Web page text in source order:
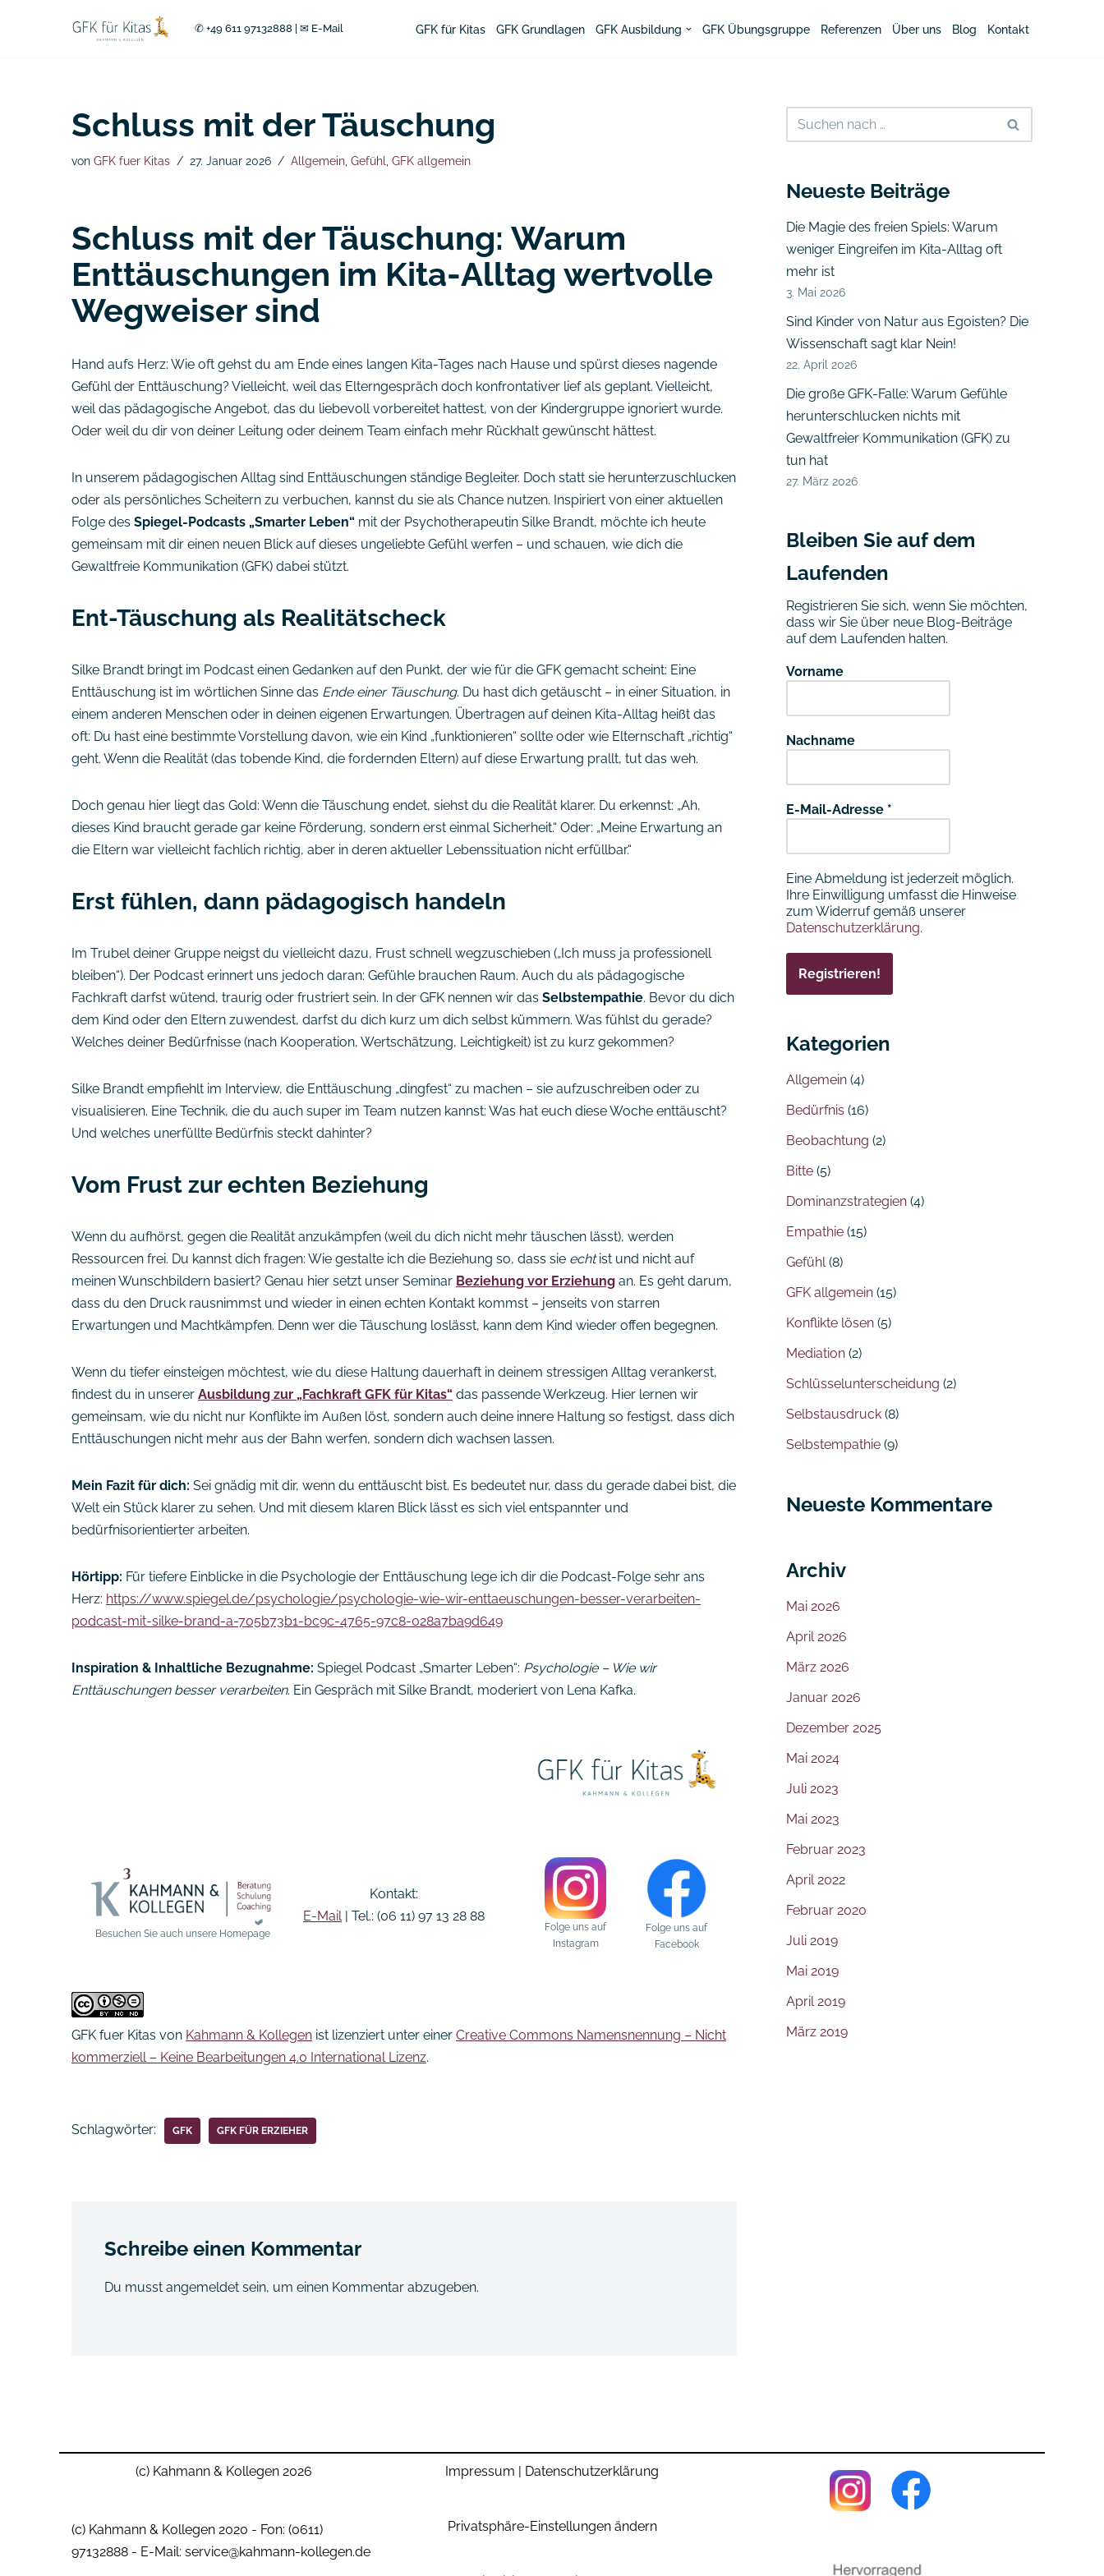
✆ +49 611 97132888 ✉ E-Mail GFK für Kitas GFK Grundlagen GFK Ausbildung GFK Übungsgruppe Referenzen Über uns Blog Kontakt
Schluss mit der Täuschung
von GFK fuer Kitas 27. Januar 2026 Allgemein Gefühl GFK allgemein
Schluss mit der Täuschung: Warum
Enttäuschungen im Kita-Alltag wertvolle
Wegweiser sind
Hand aufs Herz: Wie oft gehst du am Ende eines langen Kita-Tages nach Hause und spürst dieses nagende
Gefühl der Enttäuschung? Vielleicht, weil das Elterngespräch doch konfrontativer lief als geplant. Vielleicht,
weil das pädagogische Angebot, das du liebevoll vorbereitet hattest, von der Kindergruppe ignoriert wurde.
Oder weil du dir von deiner Leitung oder deinem Team einfach mehr Rückhalt gewünscht hättest.
In unserem pädagogischen Alltag sind Enttäuschungen ständige Begleiter. Doch statt sie herunterzuschlucken
oder als persönliches Scheitern zu verbuchen, kannst du sie als Chance nutzen. Inspiriert von einer aktuellen
Folge des Spiegel-Podcasts „Smarter Leben“ mit der Psychotherapeutin Silke Brandt, möchte ich heute
gemeinsam mit dir einen neuen Blick auf dieses ungeliebte Gefühl werfen – und schauen, wie dich die
Gewaltfreie Kommunikation (GFK) dabei stützt.
Ent-Täuschung als Realitätscheck
Silke Brandt bringt im Podcast einen Gedanken auf den Punkt, der wie für die GFK gemacht scheint: Eine
Enttäuschung ist im wörtlichen Sinne das Ende einer Täuschung. Du hast dich getäuscht – in einer Situation, in
einem anderen Menschen oder in deinen eigenen Erwartungen. Übertragen auf deinen Kita-Alltag heißt das
oft: Du hast eine bestimmte Vorstellung davon, wie ein Kind „funktionieren“ sollte oder wie Elternschaft „richtig“
geht. Wenn die Realität (das tobende Kind, die fordernden Eltern) auf diese Erwartung prallt, tut das weh.
Doch genau hier liegt das Gold: Wenn die Täuschung endet, siehst du die Realität klarer. Du erkennst: „Ah,
dieses Kind braucht gerade gar keine Förderung, sondern erst einmal Sicherheit.“ Oder: „Meine Erwartung an
die Eltern war vielleicht fachlich richtig, aber in deren aktueller Lebenssituation nicht erfüllbar.“
Erst fühlen, dann pädagogisch handeln
Im Trubel deiner Gruppe neigst du vielleicht dazu, Frust schnell wegzuschieben („Ich muss ja professionell
bleiben“). Der Podcast erinnert uns jedoch daran: Gefühle brauchen Raum. Auch du als pädagogische
Fachkraft darfst wütend, traurig oder frustriert sein. In der GFK nennen wir das Selbstempathie. Bevor du dich
dem Kind oder den Eltern zuwendest, darfst du dich kurz um dich selbst kümmern. Was fühlst du gerade?
Welches deiner Bedürfnisse (nach Kooperation, Wertschätzung, Leichtigkeit) ist zu kurz gekommen?
Silke Brandt empfiehlt im Interview, die Enttäuschung „dingfest“ zu machen – sie aufzuschreiben oder zu
visualisieren. Eine Technik, die du auch super im Team nutzen kannst: Was hat euch diese Woche enttäuscht?
Und welches unerfüllte Bedürfnis steckt dahinter?
Vom Frust zur echten Beziehung
Wenn du aufhörst, gegen die Realität anzukämpfen (weil du dich nicht mehr täuschen lässt), werden
Ressourcen frei. Du kannst dich fragen: Wie gestalte ich die Beziehung so, dass sie echtist und nicht auf
meinen Wunschbildern basiert? Genau hier setzt unser Seminar Beziehung vor Erziehung an. Es geht darum,
dass du den Druck rausnimmst und wieder in einen echten Kontakt kommst – jenseits von starren
Erwartungen und Machtkämpfen. Denn wer die Täuschung loslässt, kann dem Kind wieder offen begegnen.
Wenn du tiefer einsteigen möchtest, wie du diese Haltung dauerhaft in deinem stressigen Alltag verankerst,
findest du in unserer Ausbildung zur „Fachkraft GFK für Kitas“ das passende Werkzeug. Hier lernen wir
gemeinsam, wie du nicht nur Konflikte im Außen löst, sondern auch deine innere Haltung so festigst, dass dich
Enttäuschungen nicht mehr aus der Bahn werfen, sondern dich wachsen lassen.
Mein Fazit für dich: Sei gnädig mit dir, wenn du enttäuscht bist. Es bedeutet nur, dass du gerade dabei bist, die
Welt ein Stück klarer zu sehen. Und mit diesem klaren Blick lässt es sich viel entspannter und
bedürfnisorientierter arbeiten.
Hörtipp: Für tiefere Einblicke in die Psychologie der Enttäuschung lege ich dir die Podcast-Folge sehr ans
Herz: https://www.spiegel.de/psychologie/psychologie-wie-wir-enttaeuschungen-besser-verarbeiten-
podcast-mit-silke-brand-a-705b73b1-bc9c-4765-97c8-028a7ba9d649
Inspiration & Inhaltliche Bezugnahme: Spiegel Podcast „Smarter Leben“: Psychologie – Wie wir
Enttäuschungen besser verarbeiten. Ein Gespräch mit Silke Brandt, moderiert von Lena Kafka.
Besuchen Sie auch unsere Homepage
Kontakt:
E-Mail| Tel.: (06 11) 97 13 28 88
Folge uns auf
Instagram
Folge uns auf
Facebook
GFK fuer Kitas von Kahmann & Kollegen ist lizenziert unter einer Creative Commons Namensnennung – Nicht
kommerziell – Keine Bearbeitungen 4.0 International Lizenz.
Schlagwörter: GFK GFK FÜR ERZIEHER
Schreibe einen Kommentar
Du musst angemeldet sein, um einen Kommentar abzugeben.
Neueste Beiträge
Die Magie des freien Spiels: Warum
weniger Eingreifen im Kita-Alltag oft
mehr ist
3. Mai 2026
Sind Kinder von Natur aus Egoisten? Die
Wissenschaft sagt klar Nein!
22. April 2026
Die große GFK-Falle: Warum Gefühle
herunterschlucken nichts mit
Gewaltfreier Kommunikation (GFK) zu
tun hat
27. März 2026
Bleiben Sie auf dem
Laufenden
Registrieren Sie sich, wenn Sie möchten,
dass wir Sie über neue Blog-Beiträge
auf dem Laufenden halten.
Vorname
Nachname
E-Mail-Adresse *
Eine Abmeldung ist jederzeit möglich.
Ihre Einwilligung umfasst die Hinweise
zum Widerruf gemäß unserer
Datenschutzerklärung.
Kategorien
Allgemein (4)
Bedürfnis (16)
Beobachtung (2)
Bitte (5)
Dominanzstrategien (4)
Empathie (15)
Gefühl(8)
GFK allgemein (15)
Konflikte lösen (5)
Mediation (2)
Schlüsselunterscheidung (2)
Selbstausdruck (8)
Selbstempathie (9)
Neueste Kommentare
Archiv
Mai 2026
April 2026
März 2026
Januar 2026
Dezember 2025
Mai 2024
Juli 2023
Mai 2023
Februar 2023
April 2022
Februar 2020
Juli 2019
Mai 2019
April 2019
März 2019
(c) Kahmann & Kollegen 2026
(c) Kahmann & Kollegen 2020 - Fon: (0611)
97132888 - E-Mail: service@kahmann-kollegen.de
Impressum | Datenschutzerklärung
Privatsphäre-Einstellungen ändern